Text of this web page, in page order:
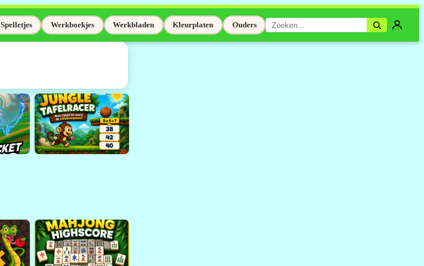
Spelletjes Werkboekjes Werkbladen Kleurplaten Ouders